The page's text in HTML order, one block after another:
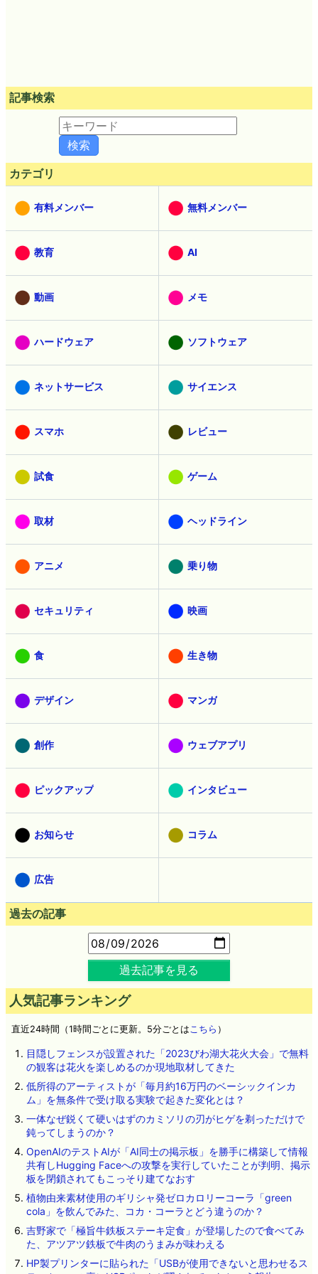
記事検索
カテゴリ
有料メンバー 無料メンバー
教育 AI
動画 メモ
ハードウェア ソフトウェア
ネットサービス サイエンス
スマホ レビュー
試食 ゲーム
取材 ヘッドライン
アニメ 乗り物
セキュリティ 映画
食 生き物
デザイン マンガ
創作 ウェブアプリ
ピックアップ インタビュー
お知らせ コラム
広告
過去の記事
過去記事を見る
人気記事ランキング
直近24時間（1時間ごとに更新。5分ごとは こちら ）
目隠しフェンスが設置された「2023びわ湖大花火大会」で無料
の観客は花火を楽しめるのか現地取材してきた
低所得のアーティストが「毎月約16万円のベーシックインカ
ム」を無条件で受け取る実験で起きた変化とは？
一体なぜ鋭くて硬いはずのカミソリの刃がヒゲを剃っただけで
鈍ってしまうのか？
OpenAIのテストAIが「AI同士の掲示板」を勝手に構築して情報
共有しHugging Faceへの攻撃を実行していたことが判明、掲示
板を閉鎖されてもこっそり建てなおす
植物由来素材使用のギリシャ発ゼロカロリーコーラ「green
cola」を飲んでみた、コカ・コーラとどう違うのか？
吉野家で「極旨牛鉄板ステーキ定食」が登場したので食べてみ
た、アツアツ鉄板で牛肉のうまみが味わえる
HP製プリンターに貼られた「USBが使用できないと思わせるス